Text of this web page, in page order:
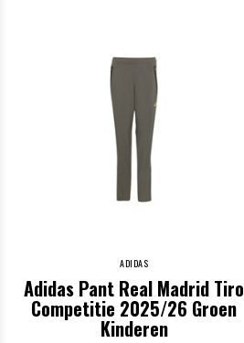
ADIDAS
Adidas Pant Real Madrid Tiro
Competitie 2025/26 Groen
Kinderen